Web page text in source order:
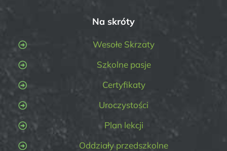
Na skróty
Wesołe Skrzaty
Szkolne pasje
Certyfikaty
Uroczystości
Plan lekcji
Oddziały przedszkolne